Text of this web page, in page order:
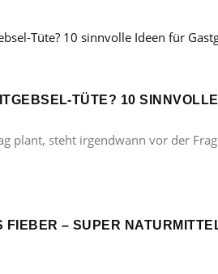
TÜTE? 10
plant, steht irgendwann vor der
FIEBER – SUPER